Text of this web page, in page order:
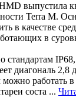
выпустила
Terra M.
в качестве
в
стандартам
диагональ 2,8
работать в
соста ...